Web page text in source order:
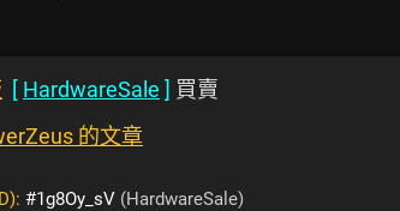
[ HardwareSale ] 買賣
的文章
#1g8Oy_sV (HardwareSale)